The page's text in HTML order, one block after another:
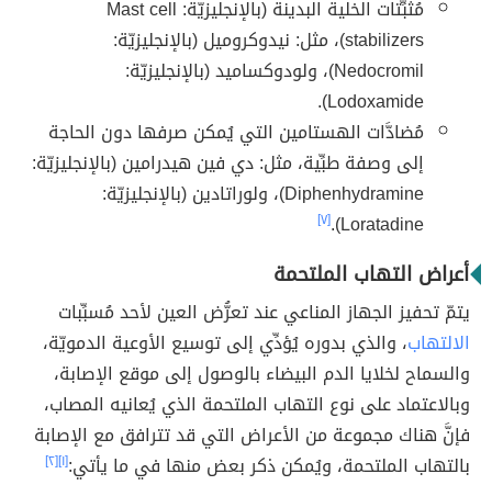
مُثبِّتات الخلية البدينة (بالإنجليزيّة: Mast cell
stabilizers)، مثل: نيدوكروميل (بالإنجليزيّة:
Nedocromil)، ولودوكساميد (بالإنجليزيّة:
Lodoxamide).
مُضادَّات الهستامين التي يُمكن صرفها دون الحاجة
إلى وصفة طبِّية، مثل: دي فين هيدرامين (بالإنجليزيّة:
Diphenhydramine)، ولوراتادين (بالإنجليزيّة:
Loratadine). [٧]
أعراض التهاب الملتحمة
يتمّ تحفيز الجهاز المناعي عند تعرُّض العين لأحد مُسبِّبات
الالتهاب، والذي بدوره يُؤدِّي إلى توسيع الأوعية الدمويّة،
والسماح لخلايا الدم البيضاء بالوصول إلى موقع الإصابة،
وبالاعتماد على نوع التهاب الملتحمة الذي يُعانيه المصاب،
فإنَّ هناك مجموعة من الأعراض التي قد تترافق مع الإصابة
بالتهاب الملتحمة، ويُمكن ذكر بعض منها في ما يأتي:[١] [٢]